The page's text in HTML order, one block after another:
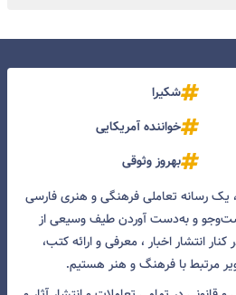
شکیرا
خواننده آمریکایی
بهروز وثوقی
یک رسانه تعاملی فرهنگی و هنری فارسی
و به‌دست آوردن طیف وسیعی از
انتشار اخبار ، معرفی و ارائه کتب،
مرتبط با فرهنگ و هنر هستیم.